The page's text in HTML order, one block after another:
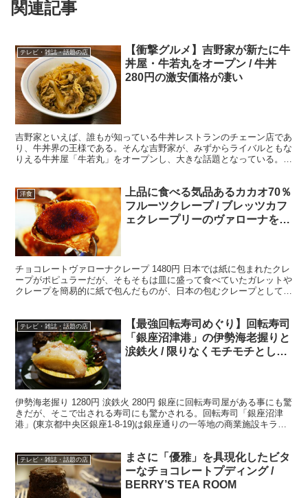
関連記事
テレビ・雑誌・話題の店
【衝撃グルメ】吉野家が新たに牛
丼屋・牛若丸をオープン / 牛丼
280円の激安価格が凄い
吉野家といえば、誰もが知っている牛丼レストランのチェーン店であ
り、牛丼界の王様である。そんな吉野家が、みずからライバルともな
りえる牛丼屋「牛若丸」をオープンし、大きな話題となっている。
洋食
上品に食べる気品あるカカオ70％
フルーツクレープ / ブレッツカフ
ェクレープリーのヴァローナをバ
チョコレートヴァローナクレープ 1480円 日本では紙に包まれたクレ
ープがポピュラーだが、そもそもは皿に盛って食べていたガレットや
クレープを簡易的に紙で包んだものが、日本の包むクレープとして広
テレビ・雑誌・話題の店
【最強回転寿司めぐり】回転寿司
「銀座沼津港」の伊勢海老握りと
涙鉄火 / 限りなくモチモチとした
伊勢海老握り 1280円 涙鉄火 280円 銀座に回転寿司屋がある事にも驚
きだが、そこで出される寿司にも驚かされる。回転寿司「銀座沼津
港」(東京都中央区銀座1-8-19)は銀座通りの一等地の商業施設キラリ
テレビ・雑誌・話題の店
まさに「優雅」を具現化したビタ
ーなチョコレートプディング /
BERRY’S TEA ROOM